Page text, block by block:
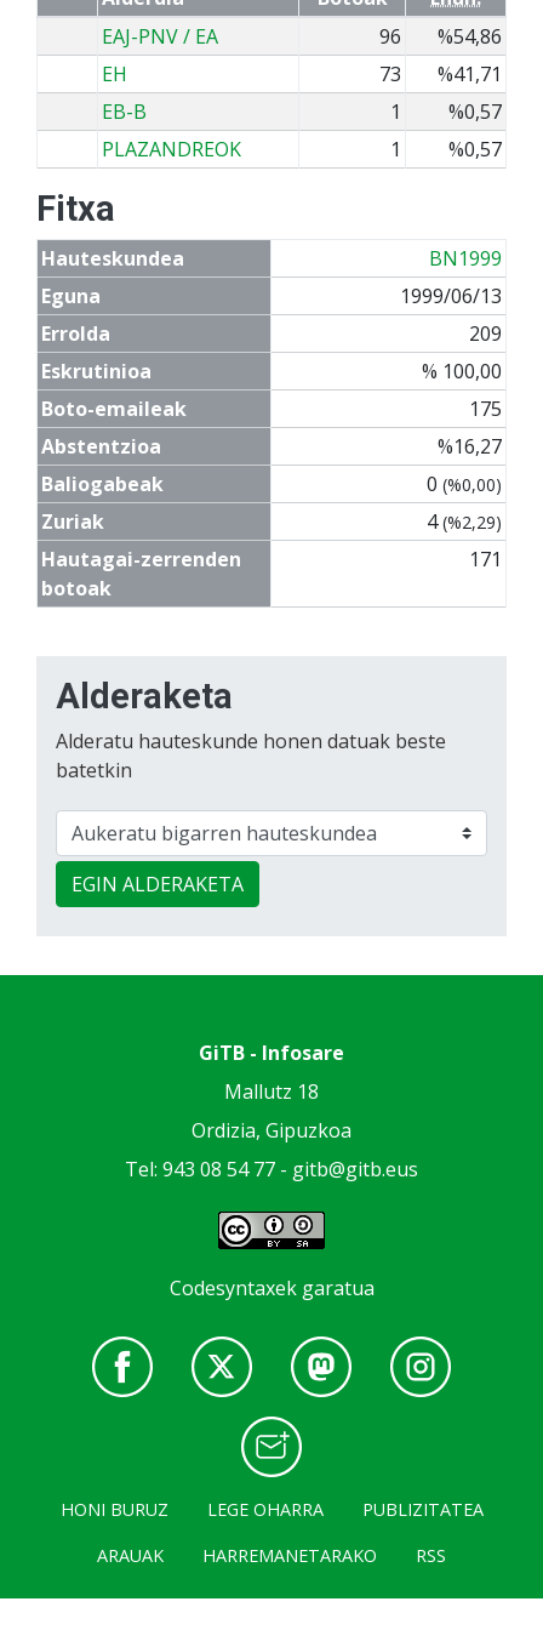
EAJ-PNV / EA
96
%54,86
EH
73
%41,71
EB-B
1
%0,57
PLAZANDREOK
1 %0,57
Fitxa
Hauteskundea
BN1999
Eguna
1999/06/13
Errolda
209
Eskrutinioa
% 100,00
Boto-emaileak
175
Abstentzioa
%16,27
Baliogabeak
0 (%0,00)
Zuriak 4(%2,29)
Hautagai-zerrenden
botoak
171
Alderaketa
Alderatu hauteskunde honen datuak beste
batetkin
EGIN ALDERAKETA
GiTB - Infosare
Mallutz 18
Ordizia, Gipuzkoa
Tel: 943 08 54 77 - gitb@gitb.eus
Codesyntaxek garatua
HONI BURUZ LEGE OHARRA
PUBLIZITATEA
ARAUAK
HARREMANETARAKO RSS